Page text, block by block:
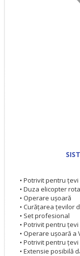
• Potrivit pentru
• Duza elicopter
• Operare ușoară
• Curățarea țevilor
• Set profesional
• Potrivit pentru
• Operare ușoară
• Potrivit pentru țevi
• Extensie posibilă